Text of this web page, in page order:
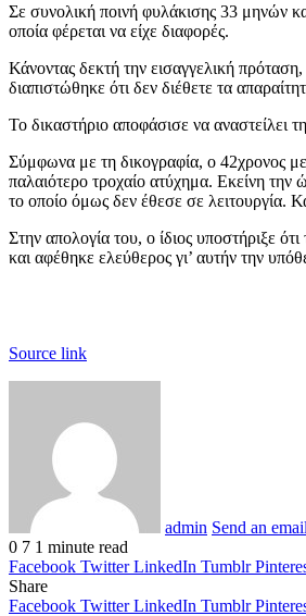
Σε συνολική ποινή φυλάκισης 33 μηνών
οποία φέρεται να είχε διαφορές.
Κάνοντας δεκτή την εισαγγελική
διαπιστώθηκε ότι δεν διέθετε τα
Το δικαστήριο αποφάσισε να αναστείλει
Σύμφωνα με τη δικογραφία, ο 42χρονος
παλαιότερο τροχαίο ατύχημα. Εκείνη την
το οποίο όμως δεν έθεσε σε λειτουργία.
Στην απολογία του, ο ίδιος υποστήριξε
και αφέθηκε ελεύθερος γι’ αυτήν την
Source link
admin Send an email
0 7 1 minute read
Facebook Twitter LinkedIn Tumblr
Share
Facebook Twitter LinkedIn Tumblr